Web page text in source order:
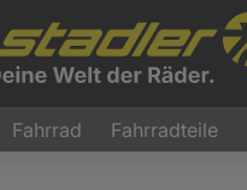
Fahrrad Fahrradteile